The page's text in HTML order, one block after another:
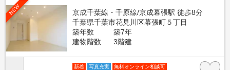
NEW
京成千葉線・千原線/京成幕張駅 徒歩8分
千葉県千葉市花見川区幕張町５丁目
築年数
築7年
建物階数
3階建
新着 写真充実
無料オンライン相談可